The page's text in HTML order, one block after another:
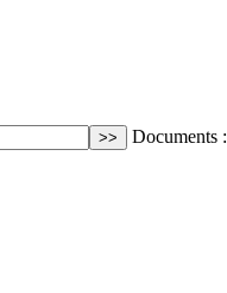
Documents :